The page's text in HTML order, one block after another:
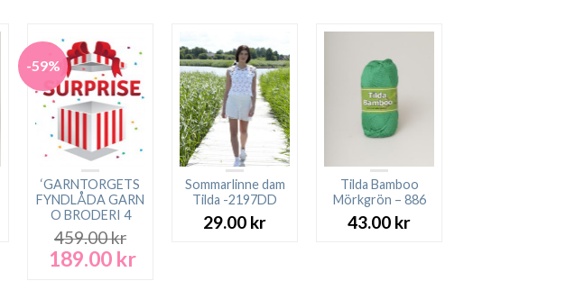
-59%
‘GARNTORGETS
FYNDLÅDA GARN
O BRODERI 4
459.00kr
Det
189.00 krDet
Sommarlinne dam
Tilda -2197DD
29.00 kr
Tilda Bamboo
Mörkgrön – 886
43.00 kr